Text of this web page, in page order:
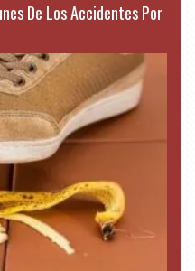
De Los Accidentes Por